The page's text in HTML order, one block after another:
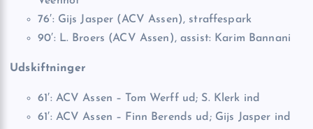
76′: Gijs Jasper (ACV Assen), straffespark
90′: L. Broers (ACV Assen), assist: Karim Bannani
Udskiftninger
61′: ACV Assen – Tom Werff ud; S. Klerk ind
61′: ACV Assen – Finn Berends ud; Gijs Jasper ind